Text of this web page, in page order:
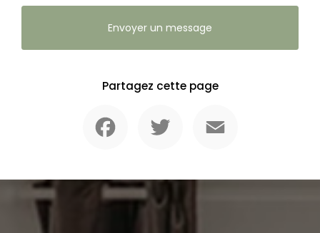
Envoyer un message
Partagez cette page